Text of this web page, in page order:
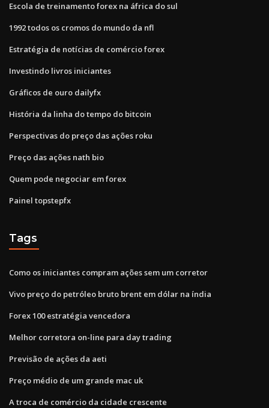
Escola de treinamento forex na áfrica do sul
1992 todos os cromos do mundo da nfl
Estratégia de notícias de comércio forex
Investindo livros iniciantes
Gráficos de ouro dailyfx
História da linha do tempo do bitcoin
Perspectivas do preço das ações roku
Preço das ações nath bio
Quem pode negociar em forex
Painel topstepfx
Tags
Como os iniciantes compram ações sem um corretor
Vivo preço do petróleo bruto brent em dólar na índia
Forex 100 estratégia vencedora
Melhor corretora on-line para day trading
Previsão de ações da aeti
Preço médio de um grande mac uk
A troca de comércio da cidade crescente